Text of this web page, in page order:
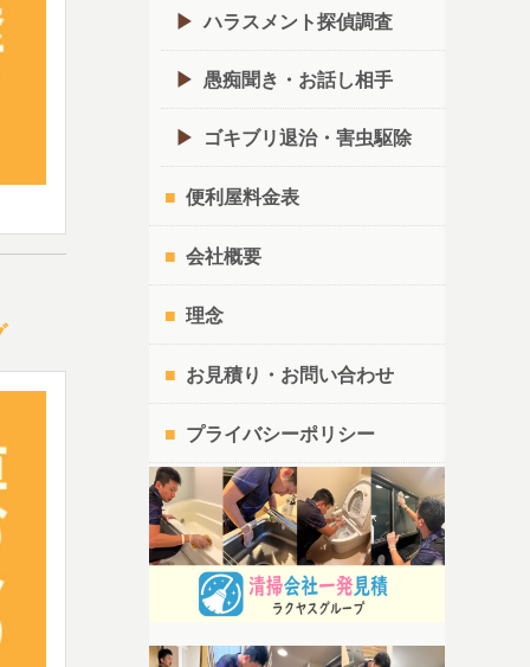
ハラスメント探偵調査
愚痴聞き・お話し相手
ゴキブリ退治・害虫駆除
便利屋料金表
会社概要
理念
お見積り・お問い合わせ
プライバシーポリシー